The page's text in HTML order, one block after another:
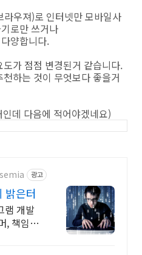
우져)로 인터넷만 모바일사
로만 쓰거나
양합니다.
가 점점 변경된거 같습니다.
하는 것이 무엇보다 좋을거
데 다음에 적어야겠네요)
광고
밝은터
램 개발
, 책임시